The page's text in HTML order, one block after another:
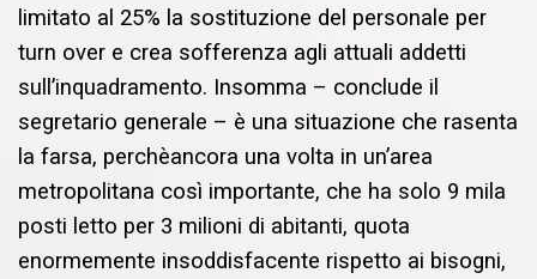
limitato al 25% la sostituzione del personale per
turn over e crea sofferenza agli attuali addetti
sull ’inquadramento. Insomma – conclude il
segretario generale – è una situazione che rasenta
la farsa, perchèancora una volta in un’area
metropolitana così importante, che ha solo 9 mila
posti letto per 3 milioni di abitanti, quota
enormemente insoddisfacente rispetto ai bisogni,